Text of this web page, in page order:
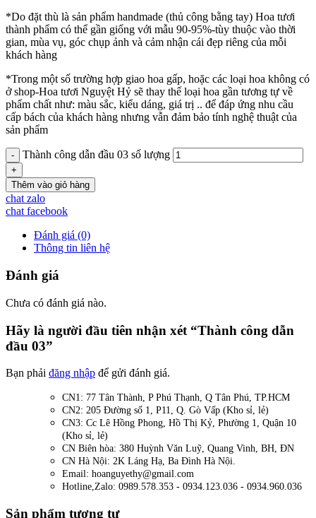
*Do đặt thù là sản phẩm handmade (thủ công bằng tay) Hoa tươi
thành phẩm có thể gần giống với mẫu 90-95%-tùy thuộc vào thời
gian, mùa vụ, góc chụp ảnh và cảm nhận cái đẹp riêng của mỗi
khách hàng
*Trong một số trường hợp giao hoa gấp, hoặc các loại hoa không có
ở shop-Hoa tươi Nguyệt Hỷ sẽ thay thế loại hoa gần tương tự về
phẩm chất như: màu sắc, kiểu dáng, giá trị .. để đáp ứng nhu cầu
cấp bách của khách hàng nhưng vẫn đảm bảo tính nghệ thuật của
sản phẩm
Thành công dẫn đầu 03 số lượng
Thêm vào giỏ hàng
chat zalo
chat facebook
Đánh giá (0)
Thông tin liên hệ
Đánh giá
Chưa có đánh giá nào.
Hãy là người đầu tiên nhận xét “Thành công dẫn
đầu 03”
Bạn phải đăng nhập để gửi đánh giá.
CN1: 77 Tân Thành, P Phú Thạnh, Q Tân Phú, TP.HCM
CN2: 205 Đường số 1, P11, Q. Gò Vấp (Kho sỉ, lẻ)
CN3: Cc Lê Hồng Phong, Hồ Thị Kỷ, Phường 1, Quận 10
(Kho sỉ, lẻ)
CN Biên hòa: 380 Huỳnh Văn Luỹ, Quang Vinh, BH, ĐN
CN Hà Nội: 2K Láng Hạ, Ba Đình Hà Nội.
Email: hoanguyethy@gmail.com
Hotline,Zalo: 0989.578.353 - 0934.123.036 - 0934.960.036
Sản phẩm tương tự